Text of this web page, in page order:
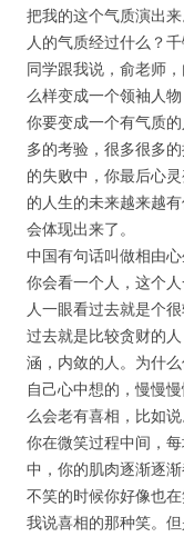
把我的这个气质演出
人的气质经过什么？
同学跟我说，俞老师
么样变成一个领袖人
你要变成一个有气质
多的考验，很多很多
的失败中，你最后心
的人生的未来越来越
会体现出来了。
中国有句话叫做相由
你会看一个人，这个
人一眼看过去就是个
过去就是比较贪财的
涵，内敛的人。为什
自己心中想的，慢慢
么会老有喜相，比如
你在微笑过程中间，
中，你的肌肉逐渐逐
不笑的时候你好像也
我说喜相的那种笑。